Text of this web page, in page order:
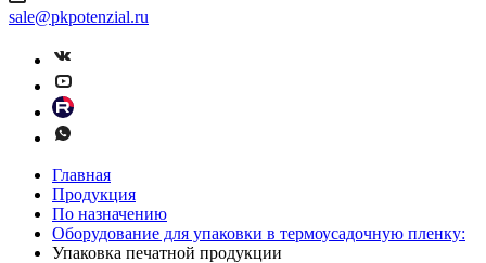
sale@pkpotenzial.ru
Главная
Продукция
По назначению
Оборудование для упаковки в термоусадочную пленку:
Упаковка печатной продукции